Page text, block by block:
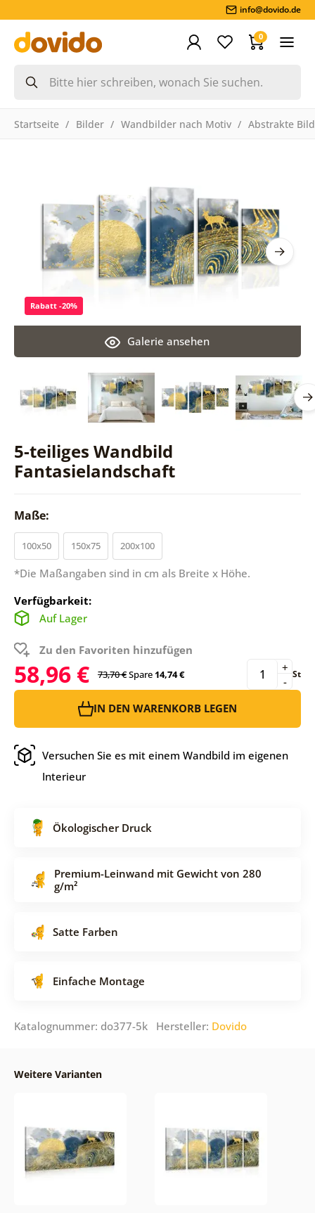
info@dovido.de
0
Startseite Bilder Wandbilder nach Motiv Abstrakte
5-teiliges Wandbild
Fantasielandschaft
Galerie ansehen
Rabatt -20%
Maße:
100x50 150x75 200x100
*Die Maßangaben sind in cm als Breite x Höhe.
Verfügbarkeit:
Auf Lager
Zu den Favoriten hinzufügen
58,96 € 73,70 €Spare14,74 € -
+ St
IN DEN WARENKORB LEGEN
Versuchen Sie es mit einem Wandbild im eigenen
Interieur
Ökologischer Druck
Premium-Leinwand mit Gewicht von 280
g/m²
Satte Farben
Einfache Montage
Katalognummer: do377-5k Hersteller: Dovido
Weitere Varianten